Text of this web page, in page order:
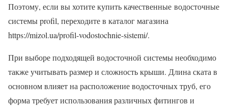
Поэтому, если вы хотите купить качественные водосточные
системы profil, переходите в каталог магазина
https://mizol.ua/profil-vodostochnie-sistemi/.
При выборе подходящей водосточной системы необходимо
также учитывать размер и сложность крыши. Длина ската в
основном влияет на расположение водосточных труб, его
форма требует использования различных фитингов и